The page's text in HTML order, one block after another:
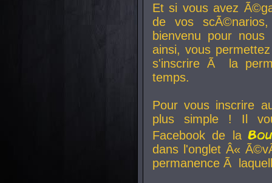
Et si vous avez
de vos
bienvenu pour
ainsi, vous
s'inscrire Ã la
temps.
Pour vous inscrire
plus simple ! Il
Facebook de la
dans l'onglet Â«
permanence Ã